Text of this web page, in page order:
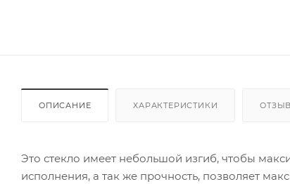
ОПИСАНИЕ ХАРАКТЕРИСТИКИ
Это стекло имеет небольшой изгиб, чтобы
исполнения, а так же прочность, позволяет